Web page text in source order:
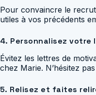
Pour convaincre le
utiles à vos précédents
4. Personnalisez votre
Évitez les lettres de
chez Marie. N’hésitez
5. Relisez et faites